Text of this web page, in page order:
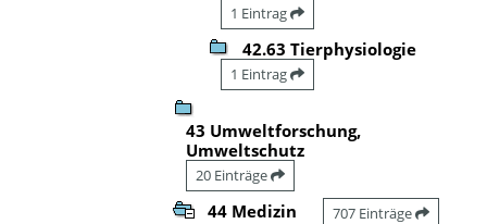
1 Eintrag
42.63 Tierphysiologie
1 Eintrag
43 Umweltforschung,
Umweltschutz
20 Einträge
44 Medizin 707 Einträge